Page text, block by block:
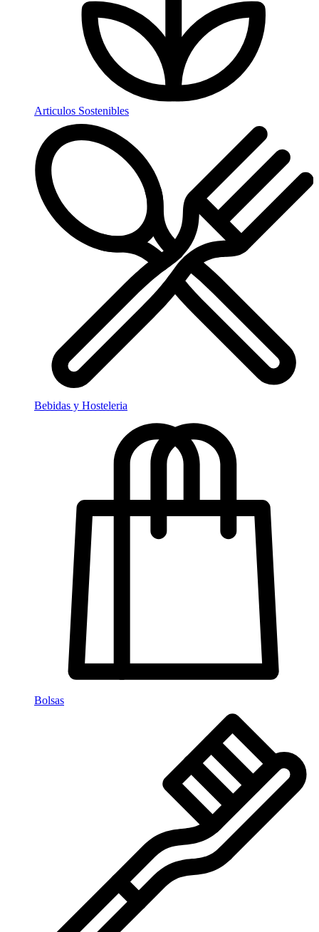
Articulos Sostenibles
Bebidas y Hosteleria
Bolsas